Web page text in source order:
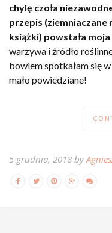
chylę czoła
przepis (ziemniaczane
książki) powstała
warzywa i źródło
bowiem spotkałam się
mało powiedziane!
5 grudnia, 2018 by